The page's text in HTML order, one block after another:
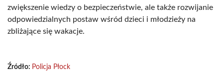
zwiększenie wiedzy o bezpieczeństwie, ale także rozwijanie
odpowiedzialnych postaw wśród dzieci i młodzieży na
zbliżające się wakacje.
Źródło: Policja Płock